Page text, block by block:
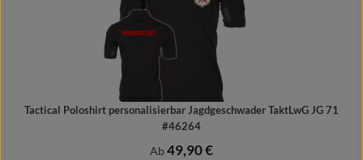
Tactical Poloshirt personalisierbar Jagdgeschwader TaktLwG JG 71
#46264
Regulärer Preis:
Ab49,90 €